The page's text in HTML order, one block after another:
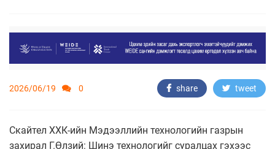
2026/06/19 0 share tweet
Скайтел ХХК-ийн Мэдээллийн технологийн газрын
захирал Г.Өлзий: Шинэ технологийг суралцах гэхээс